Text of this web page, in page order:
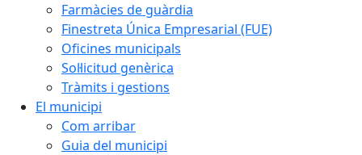
Farmàcies de guàrdia
Finestreta Única Empresarial (FUE)
Oficines municipals
Sol·licitud genèrica
Tràmits i gestions
El municipi
Com arribar
Guia del municipi